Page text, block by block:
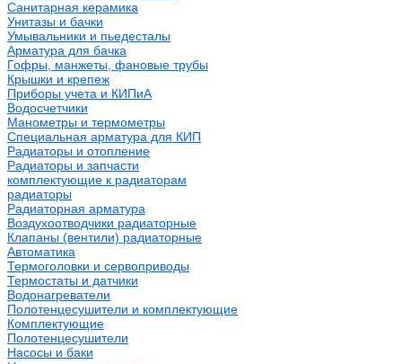
Санитарная керамика
Унитазы и бачки
Умывальники и пьедесталы
Арматура для бачка
Гофры, манжеты, фановые трубы
Крышки и крепеж
Приборы учета и КИПиА
Водосчетчики
Манометры и термометры
Специальная арматура для КИП
Радиаторы и отопление
Радиаторы и запчасти
комплектующие к радиаторам
радиаторы
Радиаторная арматура
Воздухоотводчики радиаторные
Клапаны (вентили) радиаторные
Автоматика
Термоголовки и сервоприводы
Термостаты и датчики
Водонагреватели
Полотенцесушители и комплектующие
Комплектующие
Полотенцесушители
Насосы и баки